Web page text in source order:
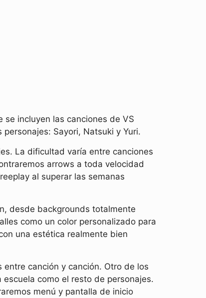
se incluyen las canciones de VS
Sayori, Natsuki y Yuri.
La dificultad varía entre canciones
arrows a toda velocidad
al superar las semanas
desde backgrounds totalmente
como un color personalizado para
una estética realmente bien
canción y canción. Otro de los
como el resto de personajes.
menú y pantalla de inicio